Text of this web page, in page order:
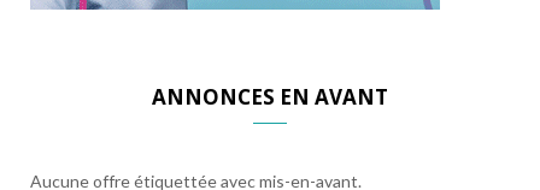
ANNONCES EN AVANT
Aucune offre étiquettée avec mis-en-avant.